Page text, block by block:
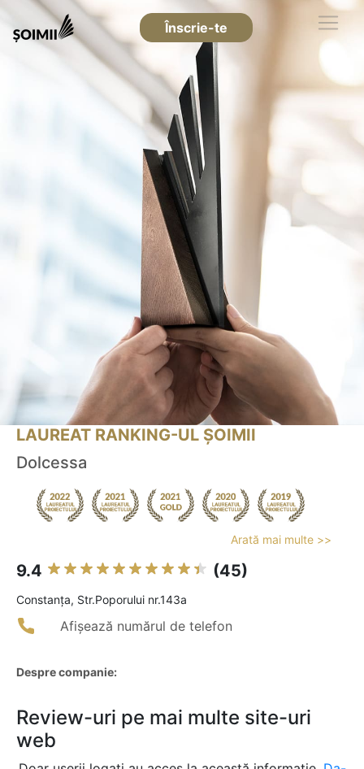
Înscrie-te
LAUREAT RANKING-UL ȘOIMII
Dolcessa
Arată mai multe >>
9.4 (45)
Constanţa, Str.Poporului nr.143a
Afișează numărul de telefon
Despre companie:
Review-uri pe mai multe site-uri
web